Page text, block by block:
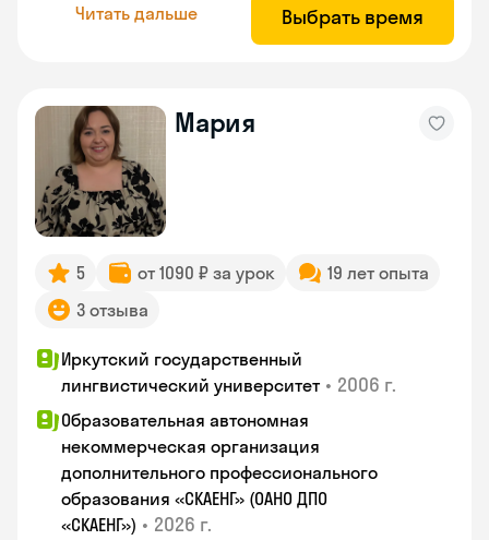
Читать дальше Выбрать время
Мария
5 от 1090 ₽ за урок
19 лет опыта
3 отзыва
Иркутский государственный
лингвистический университет • 2006 г.
Образовательная автономная
некоммерческая организация
дополнительного профессионального
образования «СКАЕНГ» (ОАНО ДПО
«СКАЕНГ») • 2026 г.